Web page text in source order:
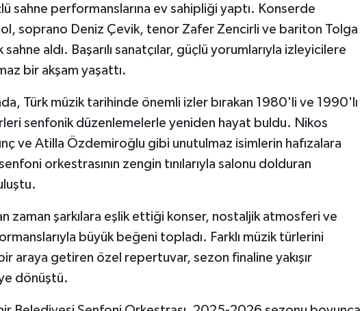
sahne performanslarına ev sahipliği yaptı. Konserde
soprano Deniz Çevik, tenor Zafer Zencirli ve bariton Tolga
sahne aldı. Başarılı sanatçılar, güçlü yorumlarıyla izleyicilere
bir akşam yaşattı.
Türk müzik tarihinde önemli izler bırakan 1980'li ve 1990'lı
senfonik düzenlemelerle yeniden hayat buldu. Nikos
ve Atilla Özdemiroğlu gibi unutulmaz isimlerin hafızalara
orkestrasının zengin tınılarıyla salonu dolduran
zaman şarkılara eşlik ettiği konser, nostaljik atmosferi ve
büyük beğeni topladı. Farklı müzik türlerini
araya getiren özel repertuvar, sezon finaline yakışır
dönüştü.